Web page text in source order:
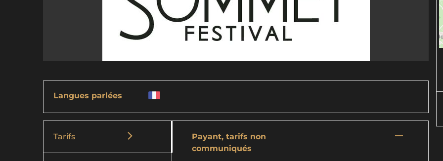
Langues parlées
Tarifs
Payant, tarifs non
communiqués
—